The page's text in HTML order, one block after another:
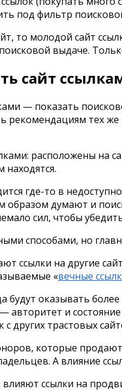
под фильтр
то молодой сайт
выдаче.
сайт
— показать
рекомендациям тех
расположены на
где-то в
думают и
сил, чтобы
способами, но
ссылки на другие
«вечные
будут оказывать
авторитет и
с других трастовых
которые
А влияние
ссылки на